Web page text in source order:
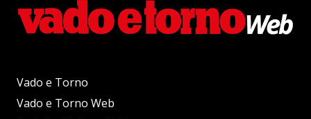
Vado e Torno
Vado e Torno Web